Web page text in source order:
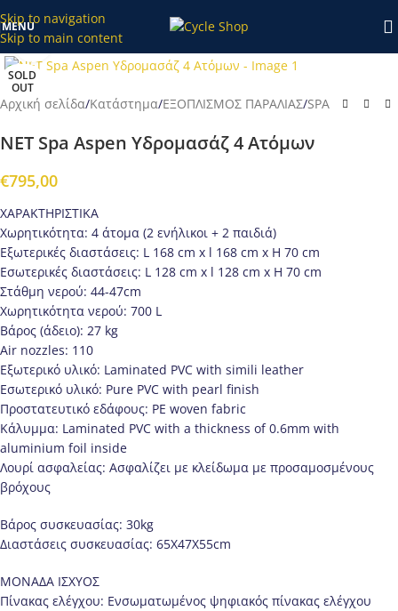
Skip to navigation
Skip to main content
κατάστημα το διάστημα 20/7-27/7 θα επεξεργαστούν απο εμάς
μετά τις 28/7!
MENU
SOLD
OUT
Προβολή
Αρχική σελίδα/Κατάστημα/ΕΞΟΠΛΙΣΜΟΣ ΠΑΡΑΛΙΑΣ/SPA
NET Spa Aspen Υδρομασάζ 4 Ατόμων
€795,00
ΧΑΡΑΚΤΗΡΙΣΤΙΚΑ
Χωρητικότητα: 4 άτομα (2 ενήλικοι + 2 παιδιά)
Εξωτερικές διαστάσεις: L 168 cm x l 168 cm x H 70 cm
Εσωτερικές διαστάσεις: L 128 cm x l 128 cm x H 70 cm
Στάθμη νερού: 44-47cm
Χωρητικότητα νερού: 700 L
Βάρος (άδειο): 27 kg
Air nozzles: 110
Εξωτερικό υλικό: Laminated PVC with simili leather
Εσωτερικό υλικό: Pure PVC with pearl finish
Προστατευτικό εδάφους: PE woven fabric
Κάλυμμα: Laminated PVC with a thickness of 0.6mm with
aluminium foil inside
Λουρί ασφαλείας: Ασφαλίζει με κλείδωμα με προσαμοσμένους
βρόχους
Βάρος συσκευασίας: 30kg
Διαστάσεις συσκευασίας: 65X47X55cm
ΜΟΝΑΔΑ ΙΣΧΥΟΣ
Πίνακας ελέγχου: Ενσωματωμένος ψηφιακός πίνακας ελέγχου